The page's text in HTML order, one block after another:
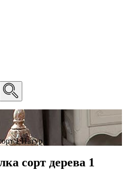
1 Натур
сорт дерева 1